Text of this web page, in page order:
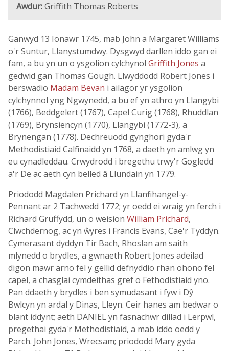
Awdur:Griffith Thomas Roberts
Ganwyd 13 Ionawr 1745, mab John a Margaret Williams
o'r Suntur, Llanystumdwy. Dysgwyd darllen iddo gan ei
fam, a bu yn un o ysgolion cylchynol Griffith Jones a
gedwid gan Thomas Gough. Llwyddodd Robert Jones i
berswadio Madam Bevan i ailagor yr ysgolion
cylchynnol yng Ngwynedd, a bu ef yn athro yn Llangybi
(1766), Beddgelert (1767), Capel Curig (1768), Rhuddlan
(1769), Brynsiencyn (1770), Llangybi (1772-3), a
Brynengan (1778). Dechreuodd gynghori gyda'r
Methodistiaid Calfinaidd yn 1768, a daeth yn amlwg yn
eu cynadleddau. Crwydrodd i bregethu trwy'r Gogledd
a'r De ac aeth cyn belled â Llundain yn 1779.
Priododd Magdalen Prichard yn Llanfihangel-y-
Pennant ar 2 Tachwedd 1772; yr oedd ei wraig yn ferch i
Richard Gruffydd, un o weision William Prichard,
Clwchdernog, ac yn ŵyres i Francis Evans, Cae'r Tyddyn.
Cymerasant dyddyn Tir Bach, Rhoslan am saith
mlynedd o brydles, a gwnaeth Robert Jones adeilad
digon mawr arno fel y gellid defnyddio rhan ohono fel
capel, a chasglai cymdeithas gref o Fethodistiaid yno.
Pan ddaeth y brydles i ben symudasant i fyw i Dŷ
Bwlcyn yn ardal y Dinas, Lleyn. Ceir hanes am bedwar o
blant iddynt; aeth DANIEL yn fasnachwr dillad i Lerpwl,
pregethai gyda'r Methodistiaid, a mab iddo oedd y
Parch. John Jones, Wrecsam; priododd Mary gyda